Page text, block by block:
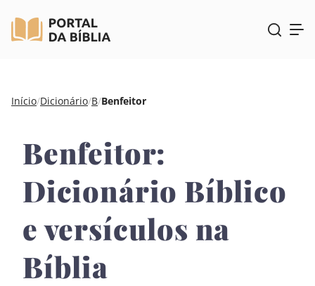
Pular
conteúdo
Início/Dicionário/B/Benfeitor
Benfeitor:
Dicionário Bíblico
e versículos na
Bíblia